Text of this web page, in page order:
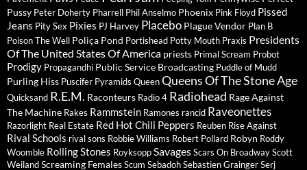
Pussy Peter Doherty Pharrell Phil Anselmo Phoenix Pink Floyd Pissed
Jeans Pity Sex Pixies PJ Harvey Placebo Plague Vendor Plan B
Poison The Well Poliça Pond Portishead Potty Mouth Praxis Presidents
Of The United States Of America priests Primal Scream Probot
Prodigy Propagandhi Public Service Broadcasting Puddle of Mudd
Purling Hiss Puscifer Pyramids QueenQueens Of The Stone Age
Quicksand R.E.M. Raconteurs Radio 4 Radiohead Rage Against
The Machine Rakes Rammstein Ramones rancid Raveonettes
Razorlight Real Estate Red Hot Chili Peppers Reuben Rise Against
Rival Schools rival sons Robbie Williams Robert Pollard Robyn Roddy
Woomble Rolling Stones RoyksoppSavagesScars On BroadwayScott
WeilandScreaming FemalesScum SebadohSebastien GraingerSerj